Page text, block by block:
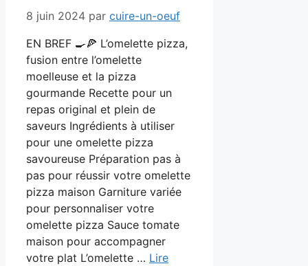
8 juin 2024 par cuire-un-oeuf
EN BREF 🍳🍕 L’omelette pizza,
fusion entre l’omelette
moelleuse et la pizza
gourmande Recette pour un
repas original et plein de
saveurs Ingrédients à utiliser
pour une omelette pizza
savoureuse Préparation pas à
pas pour réussir votre omelette
pizza maison Garniture variée
pour personnaliser votre
omelette pizza Sauce tomate
maison pour accompagner
votre plat L’omelette … Lire